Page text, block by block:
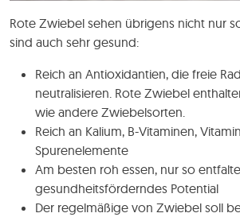
Rote Zwiebel sehen übrigens nicht nur
sind auch sehr gesund:
Reich an Antioxidantien, die freie
neutralisieren. Rote Zwiebel
wie andere Zwiebelsorten.
Reich an Kalium, B-Vitaminen,
Spurenelemente
Am besten roh essen, nur so
gesundheitsförderndes Potential
Der regelmäßige von Zwiebel soll